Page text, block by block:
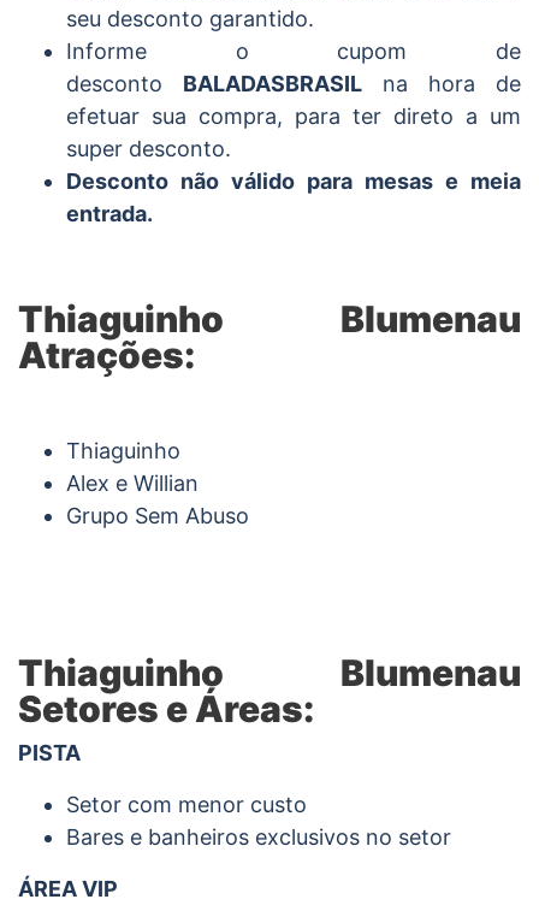
seu desconto garantido.
Informe o cupom de
desconto BALADASBRASIL na hora de
efetuar sua compra, para ter direto a um
super desconto.
Desconto não válido para mesas e meia
entrada.
Thiaguinho Blumenau
Atrações:
Thiaguinho
Alex e Willian
Grupo Sem Abuso
Thiaguinho Blumenau
Setores e Áreas:
PISTA
Setor com menor custo
Bares e banheiros exclusivos no setor
ÁREA VIP